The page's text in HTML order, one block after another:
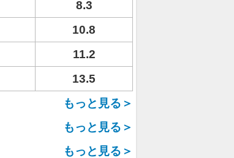
8.3
10.8
11.2
13.5
もっと見る＞
もっと見る＞
もっと見る＞